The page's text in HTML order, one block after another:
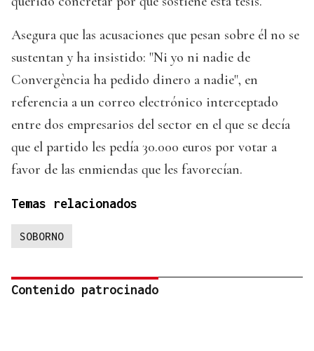
Asegura que las acusaciones que pesan sobre él no se
sustentan y ha insistido: "Ni yo ni nadie de
Convergència ha pedido dinero a nadie", en
referencia a un correo electrónico interceptado
entre dos empresarios del sector en el que se decía
que el partido les pedía 30.000 euros por votar a
favor de las enmiendas que les favorecían.
Temas relacionados
SOBORNO
Contenido patrocinado